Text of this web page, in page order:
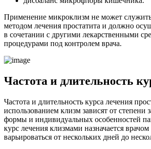
Применение микроклизм не может
методом лечения простатита и должно
в сочетании с другими лекарственными
процедурами под контролем врача.
Частота и длительность
Частота и длительность курса лечения
использованием клизм зависят от степени
формы и индивидуальных особенностей
курс лечения клизмами назначается
варьироваться от нескольких дней до